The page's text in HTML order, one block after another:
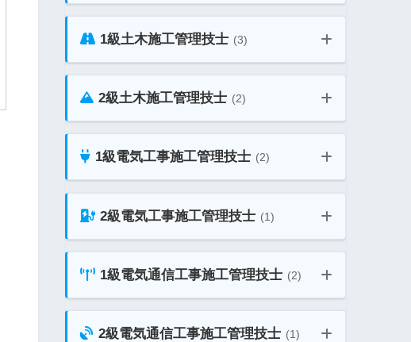
二級建築士 法規 過去問題 総合一覧
ド
2級建築施工管理技士 教材ガイド
1級土木施工管理技士 (3)
1級土木施工管理技士 一次 教材ガイ
ド
2級土木施工管理技士 (2)
2級土木施工管理技士 教材ガイド
1級電気工事施工管理技士 (2)
1級電気工事施工管理技士 第一次検定
1級電気工事施工管理技士 第二次検定
2級電気工事施工管理技士 (1)
2級電気工事施工管理技士 教材ガイド
1級電気通信工事施工管理技士 (2)
1級電気通信工事施工管理技士 第一次
2級電気通信工事施工管理技士 (1)